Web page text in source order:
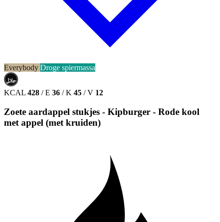
Everybody Droge spiermassa
حلال
HALAL
KCAL 428 / E 36 / K 45 / V 12
Zoete aardappel stukjes - Kipburger - Rode kool
met appel (met kruiden)